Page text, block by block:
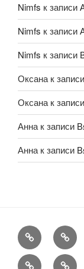
Nimfs к записи
Nimfs к записи
Nimfs к записи
Оксана к записи
Оксана к записи
Анна к записи
Анна к записи
FAQ
Хвастаемся